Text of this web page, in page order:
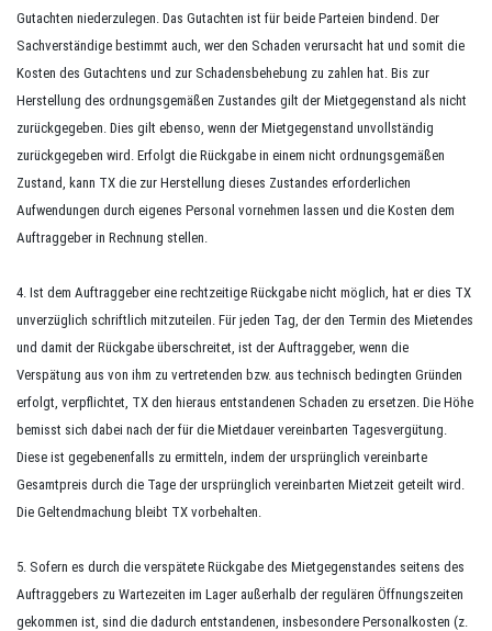
Gutachten niederzulegen. Das Gutachten ist für beide Parteien bindend. Der
Sachverständige bestimmt auch, wer den Schaden verursacht hat und somit die
Kosten des Gutachtens und zur Schadensbehebung zu zahlen hat. Bis zur
Herstellung des ordnungsgemäßen Zustandes gilt der Mietgegenstand als nicht
zurückgegeben. Dies gilt ebenso, wenn der Mietgegenstand unvollständig
zurückgegeben wird. Erfolgt die Rückgabe in einem nicht ordnungsgemäßen
Zustand, kann TX die zur Herstellung dieses Zustandes erforderlichen
Aufwendungen durch eigenes Personal vornehmen lassen und die Kosten dem
Auftraggeber in Rechnung stellen.
4. Ist dem Auftraggeber eine rechtzeitige Rückgabe nicht möglich, hat er dies TX
unverzüglich schriftlich mitzuteilen. Für jeden Tag, der den Termin des Mietendes
und damit der Rückgabe überschreitet, ist der Auftraggeber, wenn die
Verspätung aus von ihm zu vertretenden bzw. aus technisch bedingten Gründen
erfolgt, verpflichtet, TX den hieraus entstandenen Schaden zu ersetzen. Die Höhe
bemisst sich dabei nach der für die Mietdauer vereinbarten Tagesvergütung.
Diese ist gegebenenfalls zu ermitteln, indem der ursprünglich vereinbarte
Gesamtpreis durch die Tage der ursprünglich vereinbarten Mietzeit geteilt wird.
Die Geltendmachung bleibt TX vorbehalten.
5. Sofern es durch die verspätete Rückgabe des Mietgegenstandes seitens des
Auftraggebers zu Wartezeiten im Lager außerhalb der regulären Öffnungszeiten
gekommen ist, sind die dadurch entstandenen, insbesondere Personalkosten (z.